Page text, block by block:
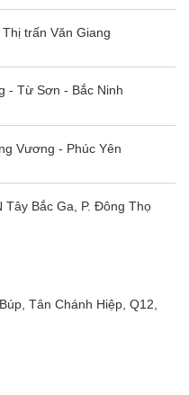
trấn Văn Giang
- Từ Sơn - Bắc Ninh
Vương - Phúc Yên
Tây Bắc Ga, P. Đông Thọ
Tân Chánh Hiệp, Q12,